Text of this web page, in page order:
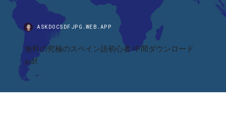
ASKDOCSDFJPG.WEB.APP
無料の究極のスペイン語初心者-中間ダウンロード
pdf